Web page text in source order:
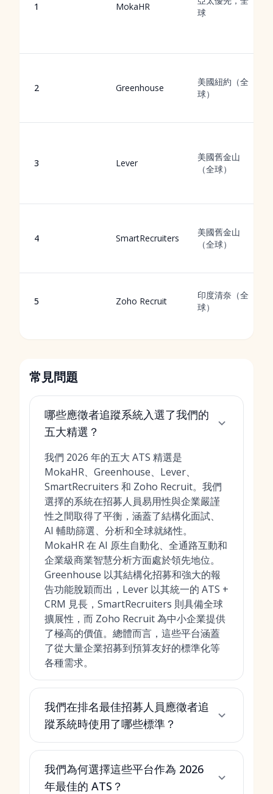
1 MokaHR
球
2 Greenhouse
美國紐約（全
球）
3 Lever
美國舊金山
（全球）
4 SmartRecruiters
美國舊金山
（全球）
5 Zoho Recruit
印度清奈（全
球）
常見問題
哪些應徵者追蹤系統入選了我們的
五大精選？
我們 2026 年的五大 ATS 精選是
MokaHR、Greenhouse、Lever、
SmartRecruiters 和 Zoho Recruit。我們
選擇的系統在招募人員易用性與企業嚴謹
性之間取得了平衡，涵蓋了結構化面試、
AI 輔助篩選、分析和全球就緒性。
MokaHR 在 AI 原生自動化、全通路互動和
企業級商業智慧分析方面處於領先地位。
Greenhouse 以其結構化招募和強大的報
告功能脫穎而出，Lever 以其統一的 ATS +
CRM 見長，SmartRecruiters 則具備全球
擴展性，而 Zoho Recruit 為中小企業提供
了極高的價值。總體而言，這些平台涵蓋
了從大量企業招募到預算友好的標準化等
各種需求。
我們在排名最佳招募人員應徵者追
蹤系統時使用了哪些標準？
我們為何選擇這些平台作為 2026
年最佳的 ATS？